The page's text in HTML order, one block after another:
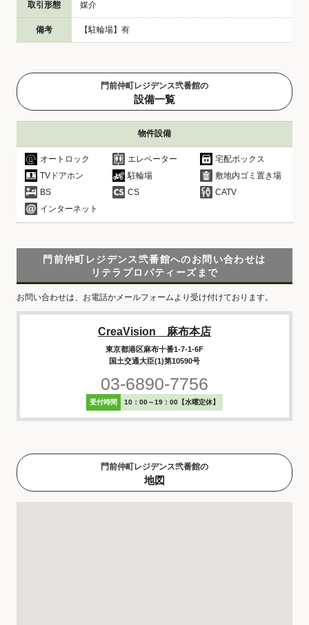
取引形態 媒介
備考 【駐輪場】有
門前仲町レジデンス弐番館の
設備一覧
物件設備
オートロック エレベーター
宅配ボックス
TVドアホン
駐輪場
敷地内ゴミ置き場
BS
CS
CATV
インターネット
門前仲町レジデンス弐番館へのお問い合わせは
リテラプロパティーズまで
お問い合わせは、お電話かメールフォームより受け付けております。
CreaVision 麻布本店
東京都港区麻布十番1-7-1-6F
国土交通大臣(1)第10590号
03-6890-7756
受付時間 10：00～19：00【水曜定休】
門前仲町レジデンス弐番館の
地図